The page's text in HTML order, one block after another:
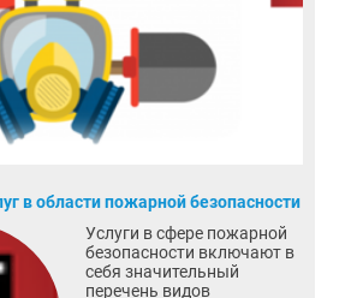
в области пожарной безопасности
Услуги в сфере пожарной
безопасности включают в
себя значительный
перечень видов